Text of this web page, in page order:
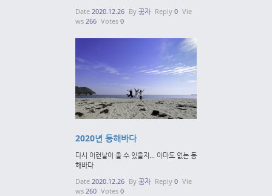
Date 2020.12.26 By 꿈자 Reply 0 Vie
ws 266 Votes 0
2020년 동해바다
다시 이런날이 올 수 있을지... 아마도 없는 동
해바다
Date 2020.12.26 By 꿈자 Reply 0 Vie
ws 260 Votes 0